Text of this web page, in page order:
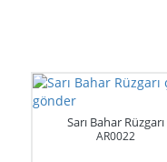
Sarı Bahar Rüzgarı
AR0022